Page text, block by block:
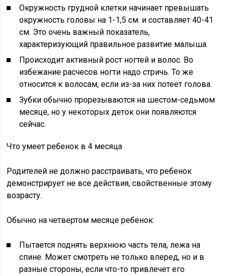
Окружность грудной клетки начинает превышать
окружность головы на 1-1,5 см. и составляет 40-41
см. Это очень важный показатель,
характеризующий правильное развитие малыша.
Происходит активный рост ногтей и волос. Во
избежание расчесов ногти надо стричь. То же
относится к волосам, если из-за них потеет голова.
Зубки обычно прорезываются на шестом-седьмом
месяце, но у некоторых деток они появляются
сейчас.
Что умеет ребенок в 4 месяца
Родителей не должно расстраивать, что ребенок
демонстрирует не все действия, свойственные этому
возрасту.
Обычно на четвертом месяце ребенок:
Пытается поднять верхнюю часть тела, лежа на
спине. Может смотреть не только вперед, но и в
разные стороны, если что-то привлечет его